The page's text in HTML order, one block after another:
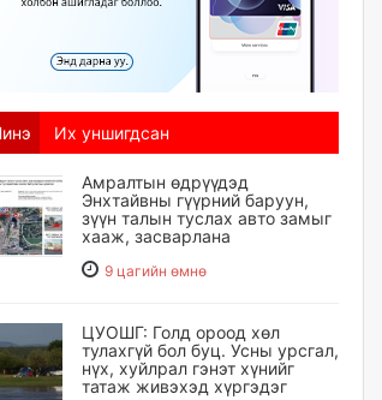
Их уншигдсан
Амралтын өдрүүдэд
Энхтайвны гүүрний баруун,
зүүн талын туслах авто замыг
хааж, засварлана
9 цагийн өмнө
ЦУОШГ: Голд ороод хөл
тулахгүй бол буц. Усны урсгал,
нүх, хуйлрал гэнэт хүнийг
татаж живэхэд хүргэдэг